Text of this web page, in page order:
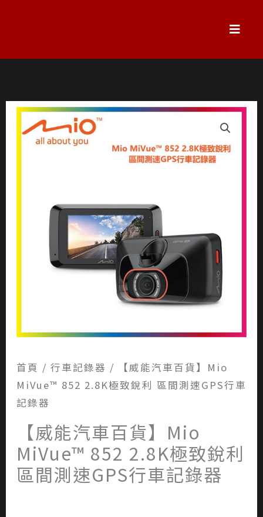
容
首頁 / 行車記錄器 / 【威能汽車百貨】Mio
MiVue™ 852 2.8K極致銳利 區間測速GPS行車
記錄器
【威能汽車百貨】Mio
MiVue™ 852 2.8K極致銳利
區間測速GPS行車記錄器